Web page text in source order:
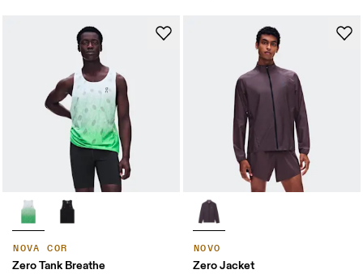
NOVA COR
Zero Tank Breathe
NOVO
Zero Jacket